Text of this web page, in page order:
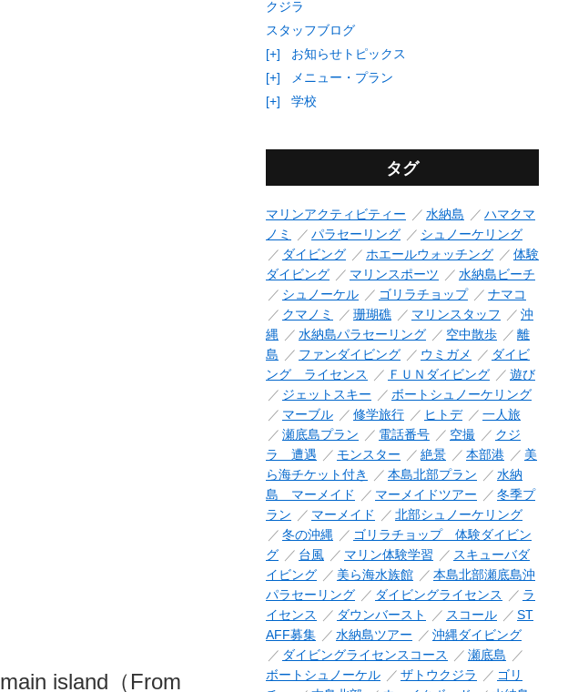
island（From
クジラ
スタッフブログ
[+]
お知らせトピックス
[+]
メニュー・プラン
[+]
学校
タグ
マリンアクティビティー 水納島
ハマクマ
ノミ
パラセーリング
シュノーケリング
ダイビング
ホエールウォッチング
体験
ダイビング
マリンスポーツ
水納島ビーチ
シュノーケル
ゴリラチョップ
ナマコ
クマノミ
珊瑚礁 マリンスタッフ
沖
縄
水納島パラセーリング 空中散歩
離
島
ファンダイビング ウミガメ
ダイビ
ング ライセンス
ＦＵＮダイビング
遊び
ジェットスキー
ボートシュノーケリング
マーブル
修学旅行 ヒトデ
一人旅
瀬底島プラン
電話番号 空撮
クジ
ラ 遭遇
モンスター 絶景 本部港
美
ら海チケット付き
本島北部プラン
水納
島 マーメイド
マーメイドツアー
冬季プ
ラン
マーメイド
北部シュノーケリング
冬の沖縄
ゴリラチョップ 体験ダイビン
グ
台風 マリン体験学習
スキューバダ
イビング
美ら海水族館
本島北部瀬底島沖
パラセーリング
ダイビングライセンス
ラ
イセンス
ダウンバースト スコール
ST
AFF募集
水納島ツアー
沖縄ダイビング
ダイビングライセンスコース
瀬底島
ボートシュノーケル
ザトウクジラ
ゴリ